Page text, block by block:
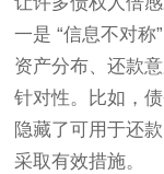
一是 “信息不对称
资产分布、还款
针对性。比如，
隐藏了可用于还
采取有效措施。